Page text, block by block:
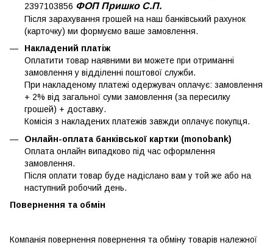
2397103856 ФОП Пришко С.П.
Після зарахування грошей на наш банківський рахунок
(карточку) ми формуємо ваше замовлення.
Накладений платіж
Оплатити товар наявними ви можете при отриманні
замовлення у відділенні поштової служби.
При накладеному платежі одержувач оплачує: замовлення
+ 2% від загальної суми замовлення (за пересилку
грошей) + доставку.
Комісія з накладених платежів завжди оплачує покупця.
Онлайн-оплата банківської картки (monobank)
Оплата онлайн випадково під час оформлення
замовлення.
Після оплати товар буде надіслано вам у той же або на
наступний робочий день.
Повернення та обмін
Компанія повернення повернення та обміну товарів належної